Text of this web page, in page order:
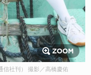
信社刊） 撮影／高橋慶佑